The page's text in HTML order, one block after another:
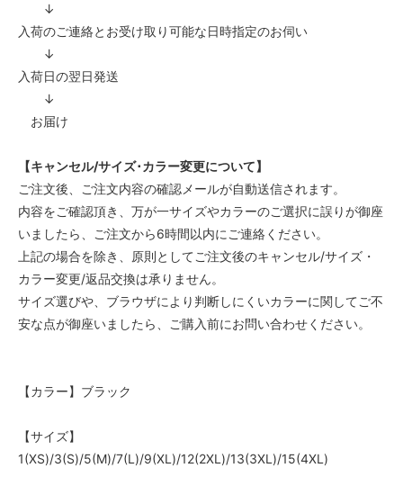
↓
入荷のご連絡とお受け取り可能な日時指定のお伺い
↓
入荷日の翌日発送
↓
お届け
【キャンセル/サイズ･カラー変更について】
ご注文後、ご注文内容の確認メールが自動送信されます。
内容をご確認頂き、万が一サイズやカラーのご選択に誤りが御座
いましたら、ご注文から6時間以内にご連絡ください。
上記の場合を除き、原則としてご注文後のキャンセル/サイズ・
カラー変更/返品交換は承りません。
サイズ選びや、ブラウザにより判断しにくいカラーに関してご不
安な点が御座いましたら、ご購入前にお問い合わせください。
【カラー】ブラック
【サイズ】
1(XS)/3(S)/5(M)/7(L)/9(XL)/12(2XL)/13(3XL)/15(4XL)